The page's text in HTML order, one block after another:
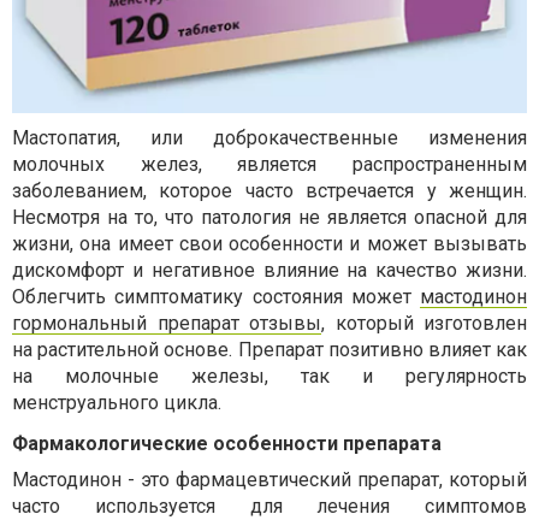
Мастопатия, или доброкачественные изменения
молочных желез, является распространенным
заболеванием, которое часто встречается у женщин.
Несмотря на то, что патология не является опасной для
жизни, она имеет свои особенности и может вызывать
дискомфорт и негативное влияние на качество жизни.
Облегчить симптоматику состояния может мастодинон
гормональный препарат отзывы, который изготовлен
на растительной основе. Препарат позитивно влияет как
на молочные железы, так и регулярность
менструального цикла.
Фармакологические особенности препарата
Мастодинон - это фармацевтический препарат, который
часто используется для лечения симптомов